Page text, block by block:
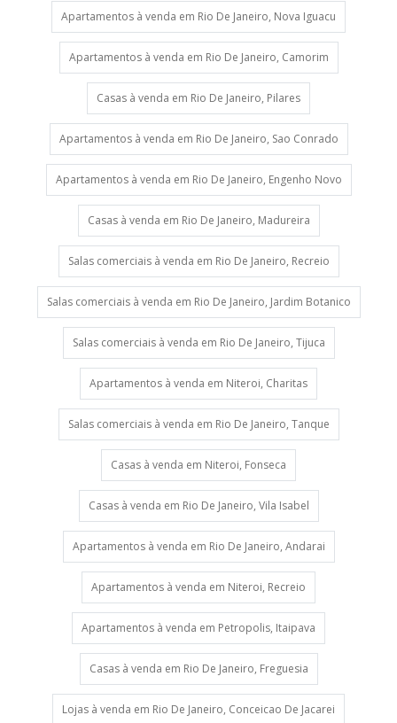
Apartamentos à venda em Rio De Janeiro, Nova Iguacu
Apartamentos à venda em Rio De Janeiro, Camorim
Casas à venda em Rio De Janeiro, Pilares
Apartamentos à venda em Rio De Janeiro, Sao Conrado
Apartamentos à venda em Rio De Janeiro, Engenho Novo
Casas à venda em Rio De Janeiro, Madureira
Salas comerciais à venda em Rio De Janeiro, Recreio
Salas comerciais à venda em Rio De Janeiro, Jardim Botanico
Salas comerciais à venda em Rio De Janeiro, Tijuca
Apartamentos à venda em Niteroi, Charitas
Salas comerciais à venda em Rio De Janeiro, Tanque
Casas à venda em Niteroi, Fonseca
Casas à venda em Rio De Janeiro, Vila Isabel
Apartamentos à venda em Rio De Janeiro, Andarai
Apartamentos à venda em Niteroi, Recreio
Apartamentos à venda em Petropolis, Itaipava
Casas à venda em Rio De Janeiro, Freguesia
Lojas à venda em Rio De Janeiro, Conceicao De Jacarei